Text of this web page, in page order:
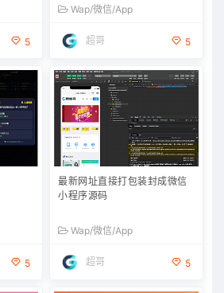
5
Wap/微信/App
超哥 5
5
最新网址直接打包装封成微信
小程序源码
Wap/微信/App
超哥 5